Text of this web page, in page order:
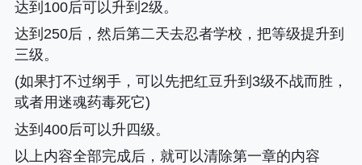
达到100后可以升到2级。
达到250后，然后第二天去忍者学校，把等级提升到
三级。
(如果打不过纲手，可以先把红豆升到3级不战而胜，
或者用迷魂药毒死它)
达到400后可以升四级。
以上内容全部完成后，就可以清除第一章的内容